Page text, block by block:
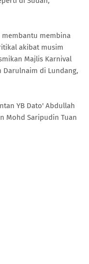
membina
akibat musim
Majlis Karnival
Darulnaim di Lundang,
YB Dato' Abdullah
Mohd Saripudin Tuan